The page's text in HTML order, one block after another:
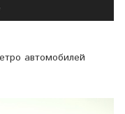
автомобилей